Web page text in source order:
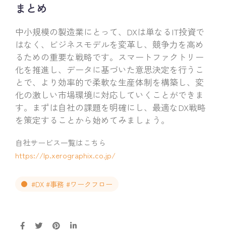
まとめ
中小規模の製造業にとって、DXは単なるIT投資で
はなく、ビジネスモデルを変革し、競争力を高め
るための重要な戦略です。スマートファクトリー
化を推進し、データに基づいた意思決定を行うこ
とで、より効率的で柔軟な生産体制を構築し、変
化の激しい市場環境に対応していくことができま
す。まずは自社の課題を明確にし、最適なDX戦略
を策定することから始めてみましょう。
自社サービス一覧はこちら
https://lp.xerographix.co.jp/
#DX #事務 #ワークフロー